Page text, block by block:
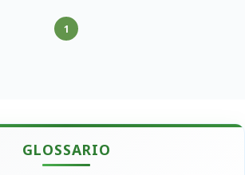
1
GLOSSARIO